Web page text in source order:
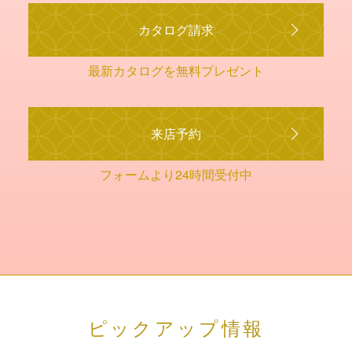
カタログ請求
最新カタログを無料プレゼント
来店予約
フォームより24時間受付中
ピックアップ情報